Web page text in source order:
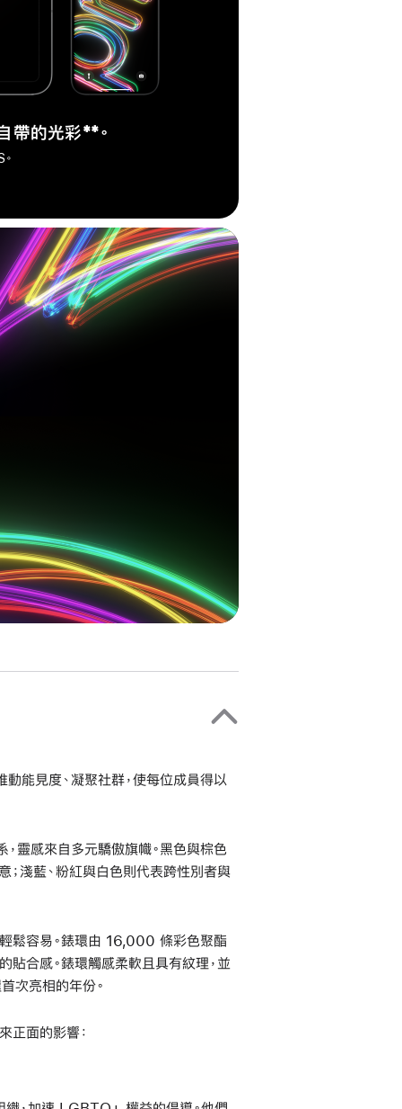
帶的光彩註
**。
能見度、凝聚社群，使每位成員得以
靈感來自多元驕傲旗幟。黑色與棕色
淺藍、粉紅與白色則代表跨性別者與
鬆容易。錶環由 16,000 條彩色聚酯
貼合感。錶環觸感柔軟且具有紋理，並
次亮相的年份。
面的影響：